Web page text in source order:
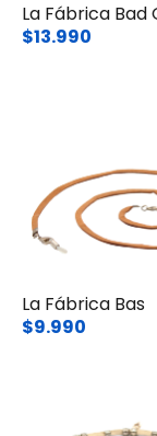
La Fábrica Bad
$13.990
La Fábrica Bas
$9.990